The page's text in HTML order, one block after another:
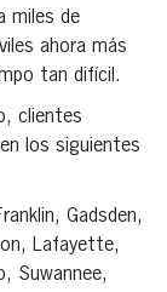
miles de
ahora más
tan difícil.
clientes
los siguientes
Gadsden,
Lafayette,
Suwannee,